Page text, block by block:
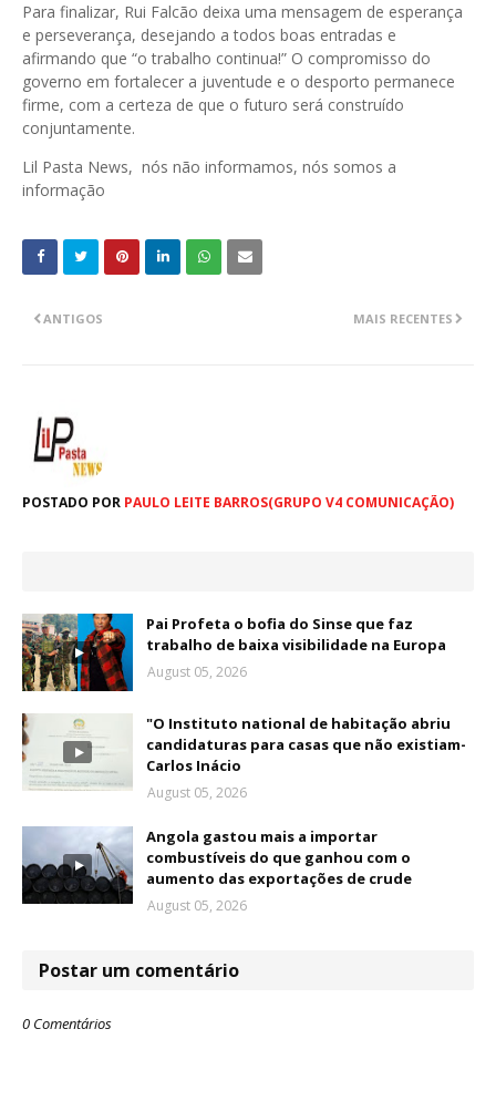
Para finalizar, Rui Falcão deixa uma mensagem de esperança
e perseverança, desejando a todos boas entradas e
afirmando que “o trabalho continua!” O compromisso do
governo em fortalecer a juventude e o desporto permanece
firme, com a certeza de que o futuro será construído
conjuntamente.
Lil Pasta News, nós não informamos, nós somos a
informação
MAIS RECENTES
ANTIGOS
POSTADO POR PAULO LEITE BARROS(GRUPO V4 COMUNICAÇÃO)
Pai Profeta o bofia do Sinse que faz
trabalho de baixa visibilidade na Europa
August 05, 2026
"O Instituto national de habitação abriu
candidaturas para casas que não existiam-
Carlos Inácio
August 05, 2026
Angola gastou mais a importar
combustíveis do que ganhou com o
aumento das exportações de crude
August 05, 2026
Postar um comentário
0 Comentários